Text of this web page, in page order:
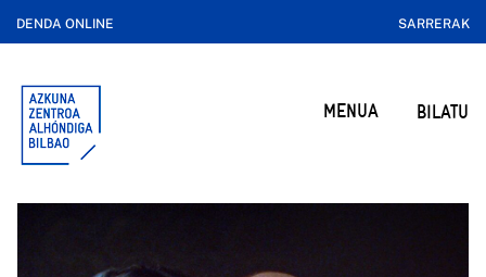
DENDA ONLINE SARRERAK
MENUA BILATU